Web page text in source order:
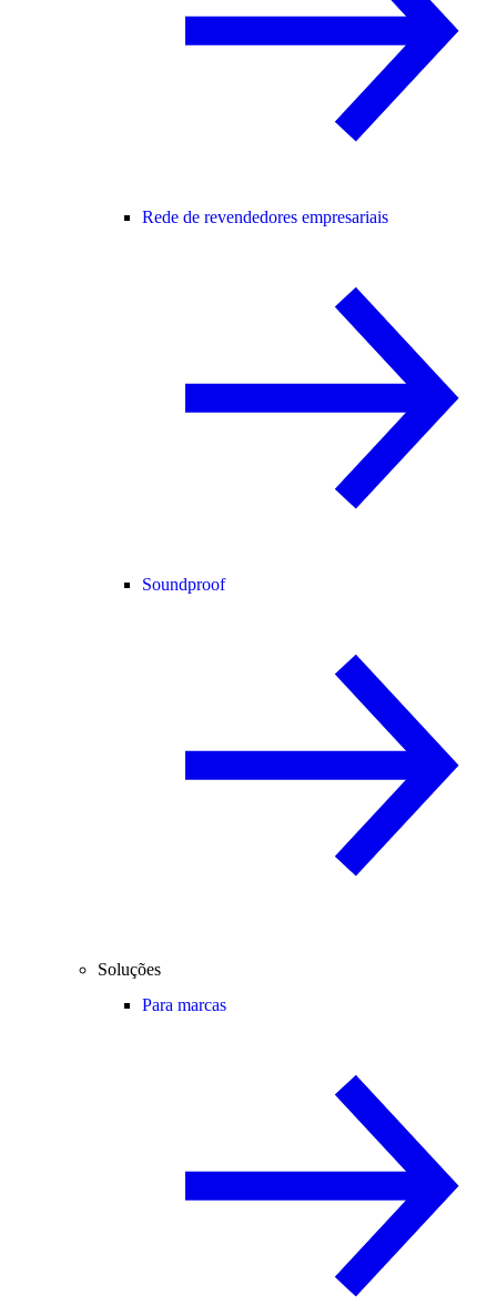
Rede de revendedores empresariais
Soundproof
Soluções
Para marcas